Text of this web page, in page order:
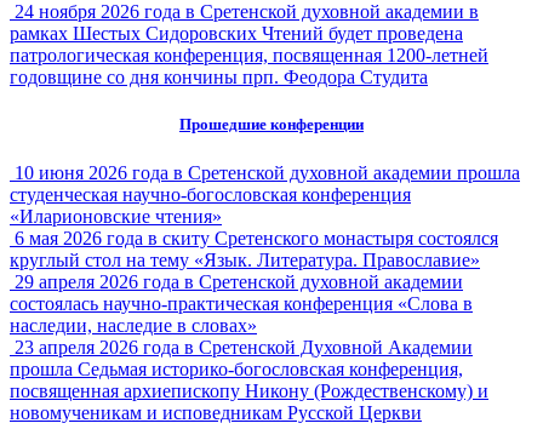
24 ноября 2026 года в Сретенской духовной академии в
рамках Шестых Сидоровских Чтений будет проведена
патрологическая конференция, посвященная 1200-летней
годовщине со дня кончины прп. Феодора Студита
Прошедшие конференции
10 июня 2026 года в Сретенской духовной академии прошла
студенческая научно-богословская конференция
«Иларионовские чтения»
6 мая 2026 года в скиту Сретенского монастыря состоялся
круглый стол на тему «Язык. Литература. Православие»
29 апреля 2026 года в Сретенской духовной академии
состоялась научно-практическая конференция «Слова в
наследии, наследие в словах»
23 апреля 2026 года в Сретенской Духовной Академии
прошла Седьмая историко-богословская конференция,
посвященная архиепископу Никону (Рождественскому) и
новомученикам и исповедникам Русской Церкви